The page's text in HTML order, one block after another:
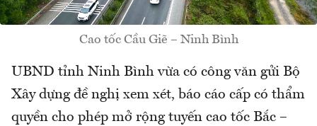
Cao tốc Cầu Giẽ – Ninh Bình
UBND tỉnh Ninh Bình vừa có công văn gửi Bộ
Xây dựng đề nghị xem xét, báo cáo cấp có thẩm
quyền cho phép mở rộng tuyến cao tốc Bắc –